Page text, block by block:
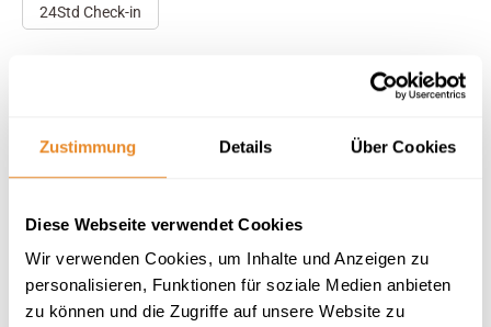
Zustimmung Details Über Cookies
Diese Webseite verwendet Cookies
Wir verwenden Cookies, um Inhalte und Anzeigen zu
personalisieren, Funktionen für soziale Medien anbieten
zu können und die Zugriffe auf unsere Website zu
24Std Check-in
Auf Karte anzeigen Auf die Merkliste
Beschreibung
Ausstattung